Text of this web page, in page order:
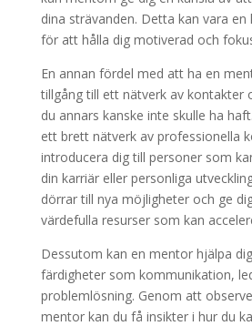
dina strävanden. Detta kan vara
för att hålla dig motiverad och
En annan fördel med att ha en
tillgång till ett nätverk av kontakter
du annars kanske inte skulle ha
ett brett nätverk av professionella
introducera dig till personer som
din karriär eller personliga
dörrar till nya möjligheter och ge
värdefulla resurser som kan
Dessutom kan en mentor hjälpa
färdigheter som kommunikation,
problemlösning. Genom att
mentor kan du få insikter i hur du